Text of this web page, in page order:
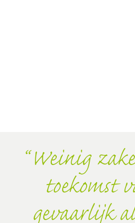
Weinig
toekomst
gevaarlijk